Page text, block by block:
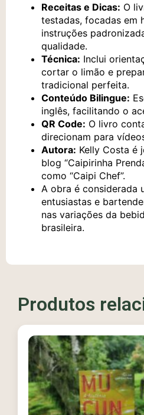
Receitas e Dicas: O
testadas, focadas em
instruções
qualidade.
Técnica: Inclui
cortar o limão e
tradicional perfeita.
Conteúdo Bilingue:
inglês, facilitando o
QR Code: O livro
direcionam para
Autora: Kelly Costa é
blog “Caipirinha
como “Caipi Chef”.
A obra é considerada
entusiastas e
nas variações da
brasileira.
Produtos